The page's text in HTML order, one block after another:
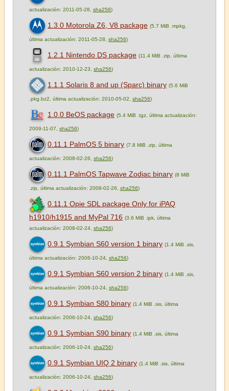
actualización: 2011-05-28, sha256)
1.3.0 Motorola Z6, V8 package (5.7 MiB .mpkg,
última actualización: 2011-05-28, sha256)
1.2.1 Nintendo DS package (11.4 MiB .zip, última
actualización: 2010-12-23, sha256)
1.1.1 Solaris 8 and up (Sparc) binary (5.6 MiB
.pkg.bz2, última actualización: 2010-05-02, sha256)
1.0.0 BeOS package (5.4 MiB .tgz, última actualización:
2009-11-07, sha256)
0.11.1 PalmOS 5 binary (7.8 MiB .zip, última
actualización: 2008-02-26, sha256)
0.11.1 PalmOS Tapwave Zodiac binary (8 MiB
.zip, última actualización: 2008-02-26, sha256)
0.11.1 Opie SDL package Only for iPAQ
h1910/h1915 and MyPal 716 (3.6 MiB .ipk, última
actualización: 2008-02-24, sha256)
0.9.1 Symbian S60 version 1 binary (1.4 MiB .sis,
última actualización: 2006-10-24, sha256)
0.9.1 Symbian S60 version 2 binary (1.4 MiB .sis,
última actualización: 2006-10-24, sha256)
0.9.1 Symbian S80 binary (1.4 MiB .sis, última
actualización: 2006-10-24, sha256)
0.9.1 Symbian S90 binary (1.4 MiB .sis, última
actualización: 2006-10-24, sha256)
0.9.1 Symbian UIQ 2 binary (1.4 MiB .sis, última
actualización: 2006-10-24, sha256)